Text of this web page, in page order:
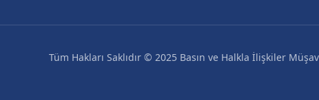
Tüm Hakları Saklıdır © 2025 Basın ve Halkla İlişkiler